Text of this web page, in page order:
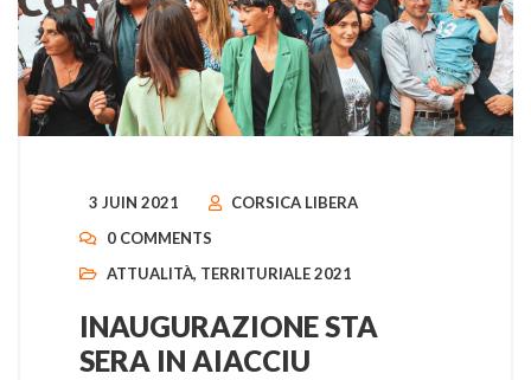
3 JUIN 2021
CORSICA LIBERA
0 COMMENTS
ATTUALITÀ, TERRITURIALE 2021
INAUGURAZIONE STA
SERA IN AIACCIU